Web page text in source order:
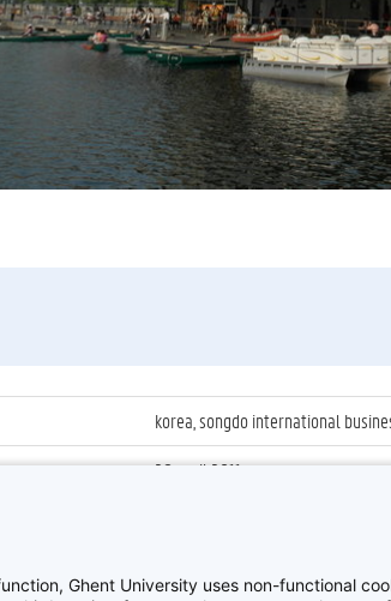
korea, songdo international
28 april 2011
Ghent University uses non-functional